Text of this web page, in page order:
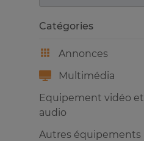
Catégories
Annonces
Multimédia
Equipement vidéo et
audio
Autres équipements